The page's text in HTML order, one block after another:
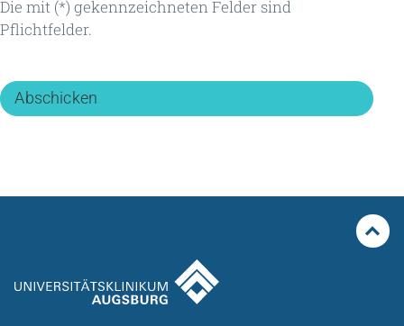
Die mit (*) gekennzeichneten Felder sind
Pflichtfelder.